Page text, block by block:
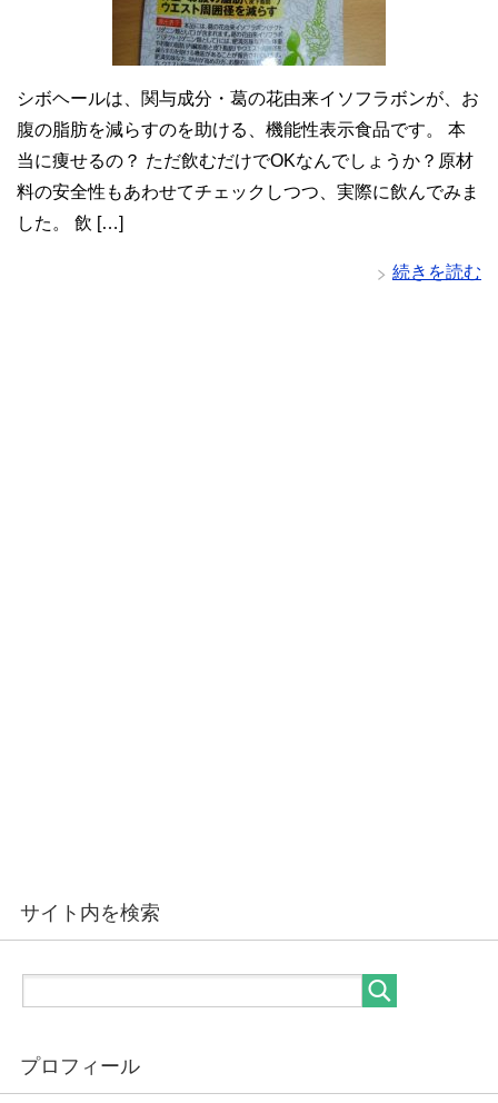
シボヘールは、関与成分・葛の花由来イソフラボンが、お
腹の脂肪を減らすのを助ける、機能性表示食品です。 本
当に痩せるの？ ただ飲むだけでOKなんでしょうか？原材
料の安全性もあわせてチェックしつつ、実際に飲んでみま
した。 飲 […]
続きを読む
サイト内を検索
プロフィール